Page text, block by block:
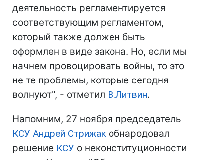
деятельность регламентируется
соответствующим регламентом,
который также должен быть
оформлен в виде закона. Но, если мы
начнем провоцировать войны, то это
не те проблемы, которые сегодня
волнуют", - отметил В.Литвин.
Напомним, 27 ноября председатель
КСУ Андрей Стрижак обнародовал
решение КСУ о неконституционности